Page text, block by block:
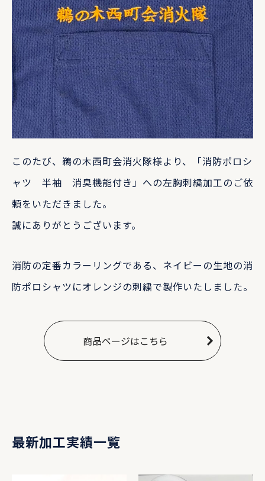
このたび、鵜の木西町会消火隊様より、「消防ポロシ
ャツ 半袖 消臭機能付き」への左胸刺繍加工のご依
頼をいただきました。
誠にありがとうございます。
消防の定番カラーリングである、ネイビーの生地の消
防ポロシャツにオレンジの刺繍で製作いたしました。
商品ページはこちら
最新加工実績一覧